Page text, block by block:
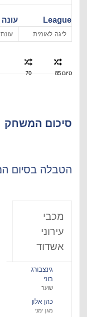
League עונה
ליגה לאומית עונת 1994/1995
70 85סיום
סיכום המשחק
הטבלה בסיום
מכבי
עירוני
אשדוד
גינצבורג
בוני
שוער
כהן אלון
מגן ימני